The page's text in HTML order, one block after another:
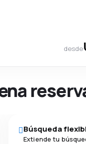
desde
Búsqueda
Extiende tu